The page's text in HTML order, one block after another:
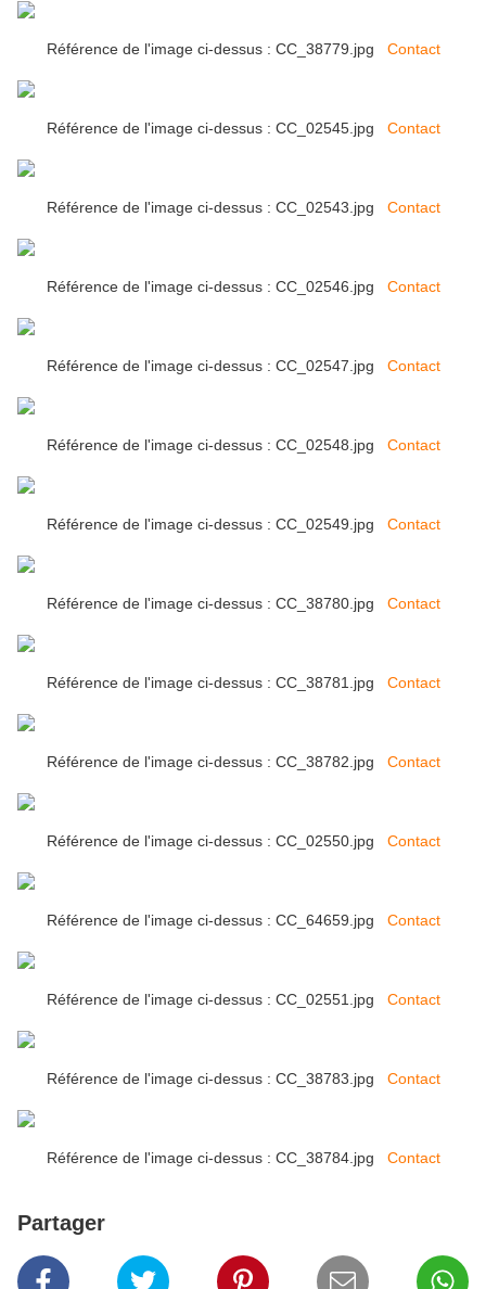
Référence de l'image ci-dessus : CC_38779.jpg Contact
Référence de l'image ci-dessus : CC_02545.jpg Contact
Référence de l'image ci-dessus : CC_02543.jpg Contact
Référence de l'image ci-dessus : CC_02546.jpg Contact
Référence de l'image ci-dessus : CC_02547.jpg Contact
Référence de l'image ci-dessus : CC_02548.jpg Contact
Référence de l'image ci-dessus : CC_02549.jpg Contact
Référence de l'image ci-dessus : CC_38780.jpg Contact
Référence de l'image ci-dessus : CC_38781.jpg Contact
Référence de l'image ci-dessus : CC_38782.jpg Contact
Référence de l'image ci-dessus : CC_02550.jpg Contact
Référence de l'image ci-dessus : CC_64659.jpg Contact
Référence de l'image ci-dessus : CC_02551.jpg Contact
Référence de l'image ci-dessus : CC_38783.jpg Contact
Référence de l'image ci-dessus : CC_38784.jpg Contact
Partager